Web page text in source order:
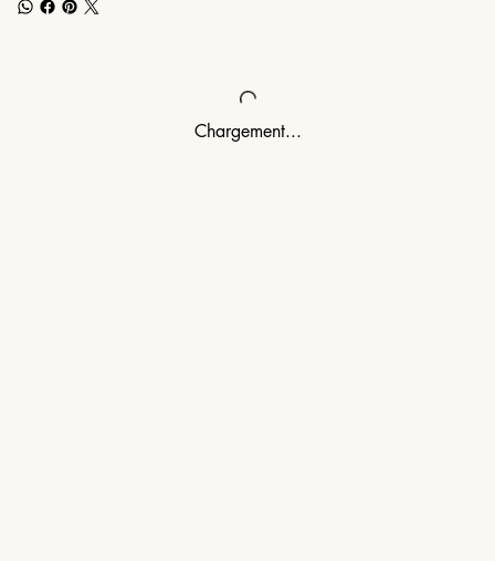
Chargement...